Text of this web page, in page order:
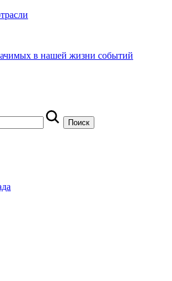
в нашей жизни событий